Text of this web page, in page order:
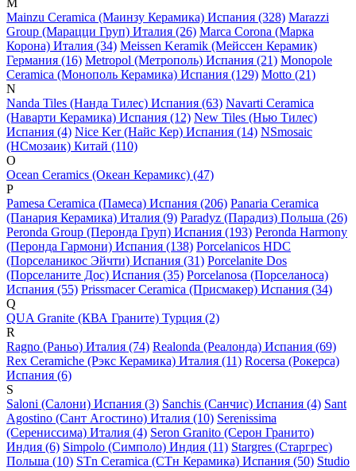
M
Mainzu Ceramica (Маинзу Керамика) Испания (328) Marazzi
Group (Марацци Груп) Италия (26) Marca Corona (Марка
Корона) Италия (34) Meissen Keramik (Мейсcен Керамик)
Германия (16) Metropol (Метрополь) Испания (21) Monopole
Ceramica (Монополь Керамика) Испания (129) Motto (21)
N
Nanda Tiles (Нанда Тилес) Испания (63) Navarti Ceramica
(Наварти Керамика) Испания (12) New Tiles (Нью Тилес)
Испания (4) Nice Ker (Найс Кер) Испания (14) NSmosaic
(НСмозаик) Китай (110)
O
Ocean Ceramics (Океан Керамикс) (47)
P
Pamesa Ceramica (Памеса) Испания (206) Panaria Ceramica
(Панария Керамика) Италия (9) Paradyz (Парадиз) Польша (26)
Peronda Group (Перонда Груп) Испания (193) Peronda Harmony
(Перонда Гармони) Испания (138) Porcelanicos HDC
(Порселаникос Эйчти) Испания (31) Porcelanite Dos
(Порселаните Дос) Испания (35) Porcelanosa (Порселаноса)
Испания (55) Prissmacer Ceramica (Присмакер) Испания (34)
Q
QUA Granite (КВА Граните) Турция (2)
R
Ragno (Раньо) Италия (74) Realonda (Реалонда) Испания (69)
Rex Ceramiche (Рэкс Керамика) Италия (11) Rocersa (Рокерса)
Испания (6)
S
Saloni (Салони) Испания (3) Sanchis (Санчис) Испания (4) Sant
Agostino (Сант Агостино) Италия (10) Serenissima
(Серениссима) Италия (4) Seron Granito (Серон Гранито)
Индия (6) Simpolo (Симполо) Индия (11) Stargres (Старгрес)
Польша (10) STn Ceramica (СТн Керамика) Испания (50) Studio